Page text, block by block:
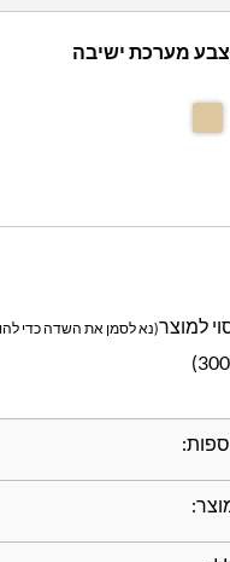
למוצר(נא לסמן את השדה כדי